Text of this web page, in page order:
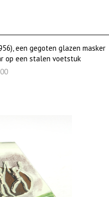
een gegoten glazen masker
op een stalen voetstuk